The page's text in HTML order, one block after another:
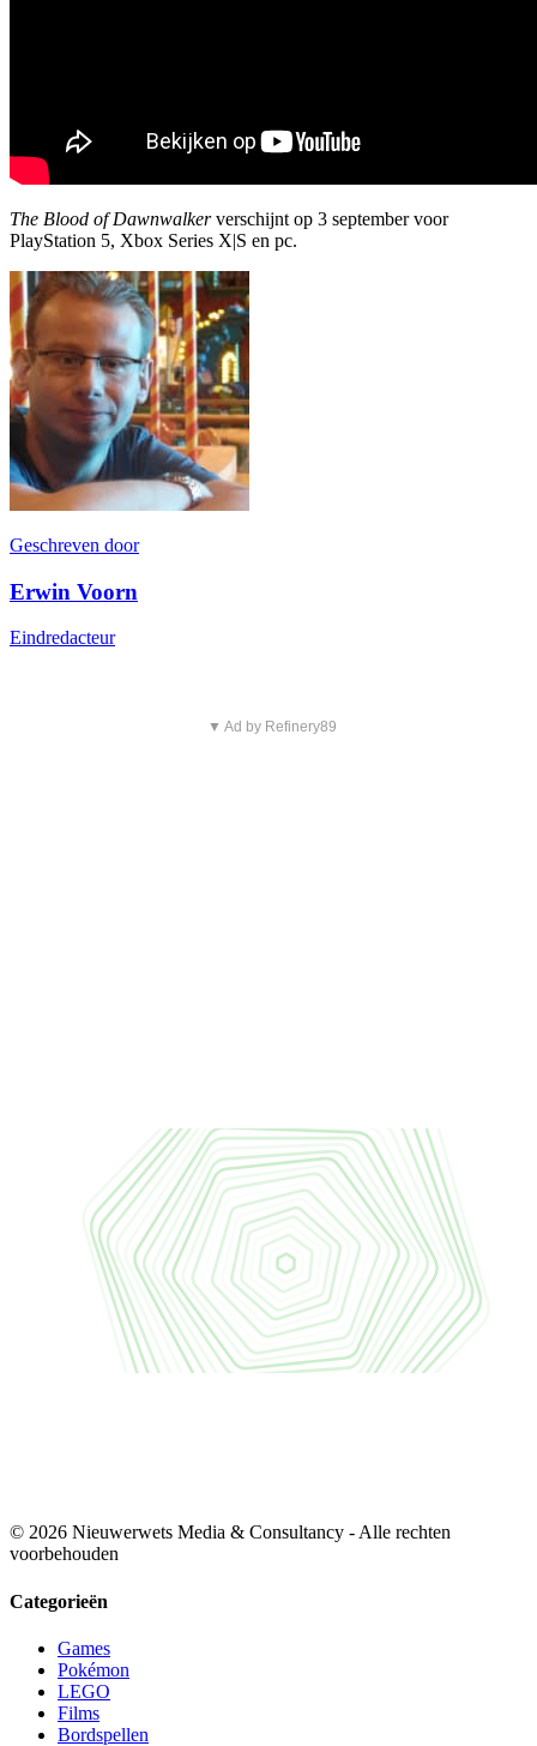
The Blood of Dawnwalkerverschijnt op 3 september voor
PlayStation 5, Xbox Series X|S en pc.
Geschreven door
Erwin Voorn
Eindredacteur
▼ Ad by Refinery89
© 2026 Nieuwerwets Media & Consultancy - Alle rechten
voorbehouden
Categorieën
Games
Pokémon
LEGO
Films
Bordspellen